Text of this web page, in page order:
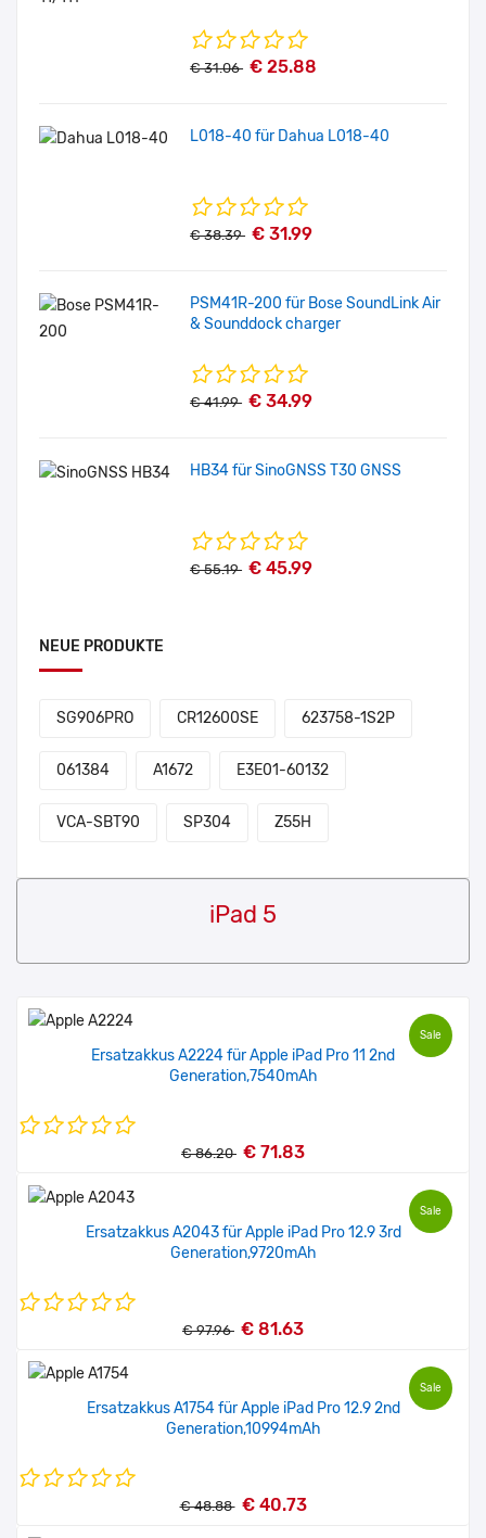
€ 31.06 € 25.88
L018-40 für Dahua L018-40
€ 38.39 € 31.99
PSM41R-200 für Bose SoundLink Air
& Sounddock charger
€ 41.99 € 34.99
HB34 für SinoGNSS T30 GNSS
€ 55.19 € 45.99
NEUE PRODUKTE
SG906PRO CR12600SE 623758-1S2P
061384 A1672 E3E01-60132
VCA-SBT90 SP304 Z55H
iPad 5
Sale
Ersatzakkus A2224 für Apple iPad Pro 11 2nd
Generation,7540mAh
€ 86.20 € 71.83
Sale
Ersatzakkus A2043 für Apple iPad Pro 12.9 3rd
Generation,9720mAh
€ 97.96 € 81.63
Sale
Ersatzakkus A1754 für Apple iPad Pro 12.9 2nd
Generation,10994mAh
€ 48.88 € 40.73